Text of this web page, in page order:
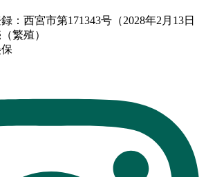
：西宮市第171343号（2028年2月13日
繁殖）